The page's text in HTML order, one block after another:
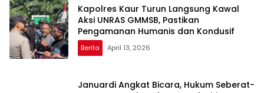
Kapolres Kaur Turun Langsung Kawal
Aksi UNRAS GMMSB, Pastikan
Pengamanan Humanis dan Kondusif
Berita April 13, 2026
Januardi Angkat Bicara, Hukum Seberat-